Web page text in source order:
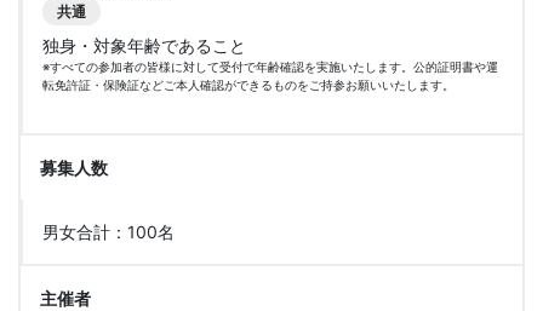
共通
独身・対象年齢であること
※すべての参加者の皆様に対して受付で年齢確認を実施いたします。公的証明書や運
転免許証・保険証などご本人確認ができるものをご持参お願いいたします。
募集人数
男女合計：100名
主催者